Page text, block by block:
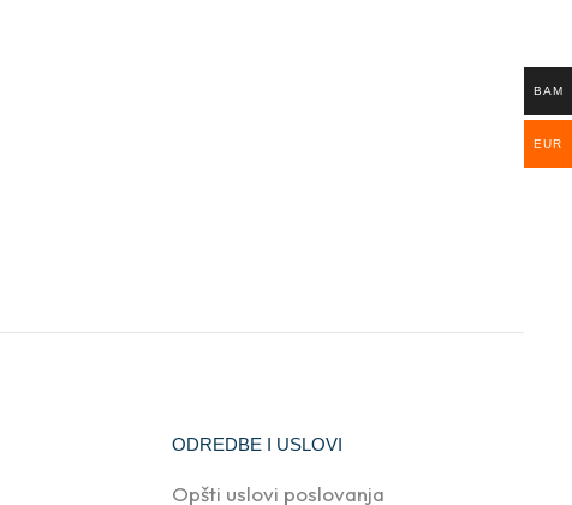
ODREDBE I USLOVI
Opšti uslovi poslovanja
BAM
EUR